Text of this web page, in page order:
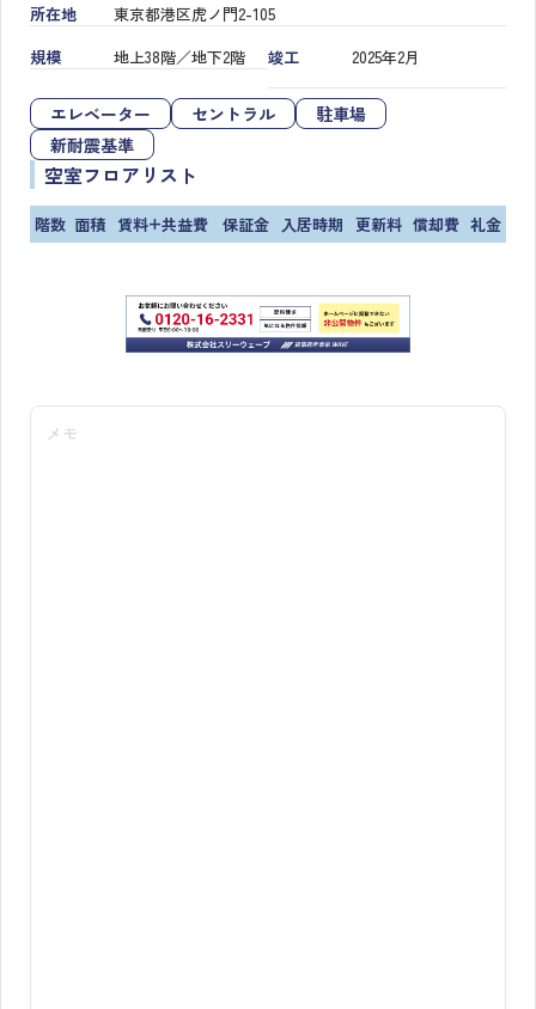
所在地
東京都港区虎ノ門2-105
規模
地上38階／地下2階 竣工 2025年2月
エレベーター セントラル
駐車場
新耐震基準
空室フロアリスト
階数 面積 賃料+共益費 保証金 入居時期 更新料 償却費 礼金
メモ